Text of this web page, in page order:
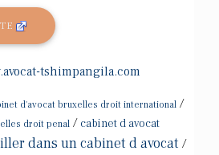
tshimpangila.com
d'avocat bruxelles droit international /
droit penal / cabinet d avocat
dans un cabinet d avocat /